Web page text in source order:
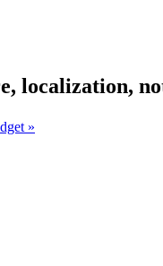
localization,
»